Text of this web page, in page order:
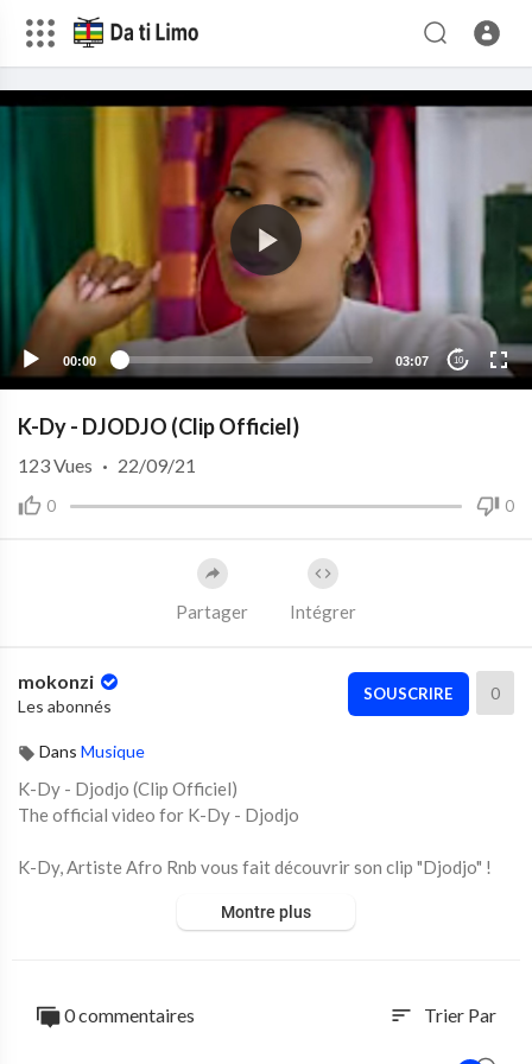
00:00 03:07 10
K-Dy - DJODJO (Clip Officiel)
0 0
123Vues · 22/09/21
Partager Intégrer
mokonzi
Les abonnés
SOUSCRIRE 0
Dans Musique
K-Dy - Djodjo (Clip Officiel)
The official video for K-Dy - Djodjo
K-Dy, Artiste Afro Rnb vous fait découvrir son clip "Djodjo" !
nario à la fois drôle et dénonciateur : le pouvoir de l'argent sur
Réalisé par JIMMY JAMES
Montre plus
0 commentaires sort Trier Par